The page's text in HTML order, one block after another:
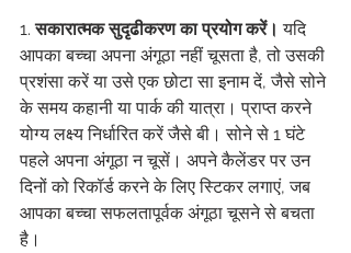
1. सकारात्मक सुदृढीकरण का प्रयोग करें। यदि
आपका बच्चा अपना अंगूठा नहीं चूसता है, तो उसकी
प्रशंसा करें या उसे एक छोटा सा इनाम दें, जैसे सोने
के समय कहानी या पार्क की यात्रा। प्राप्त करने
योग्य लक्ष्य निर्धारित करें जैसे बी। सोने से 1 घंटे
पहले अपना अंगूठा न चूसें। अपने कैलेंडर पर उन
दिनों को रिकॉर्ड करने के लिए स्टिकर लगाएं, जब
आपका बच्चा सफलतापूर्वक अंगूठा चूसने से बचता
है।